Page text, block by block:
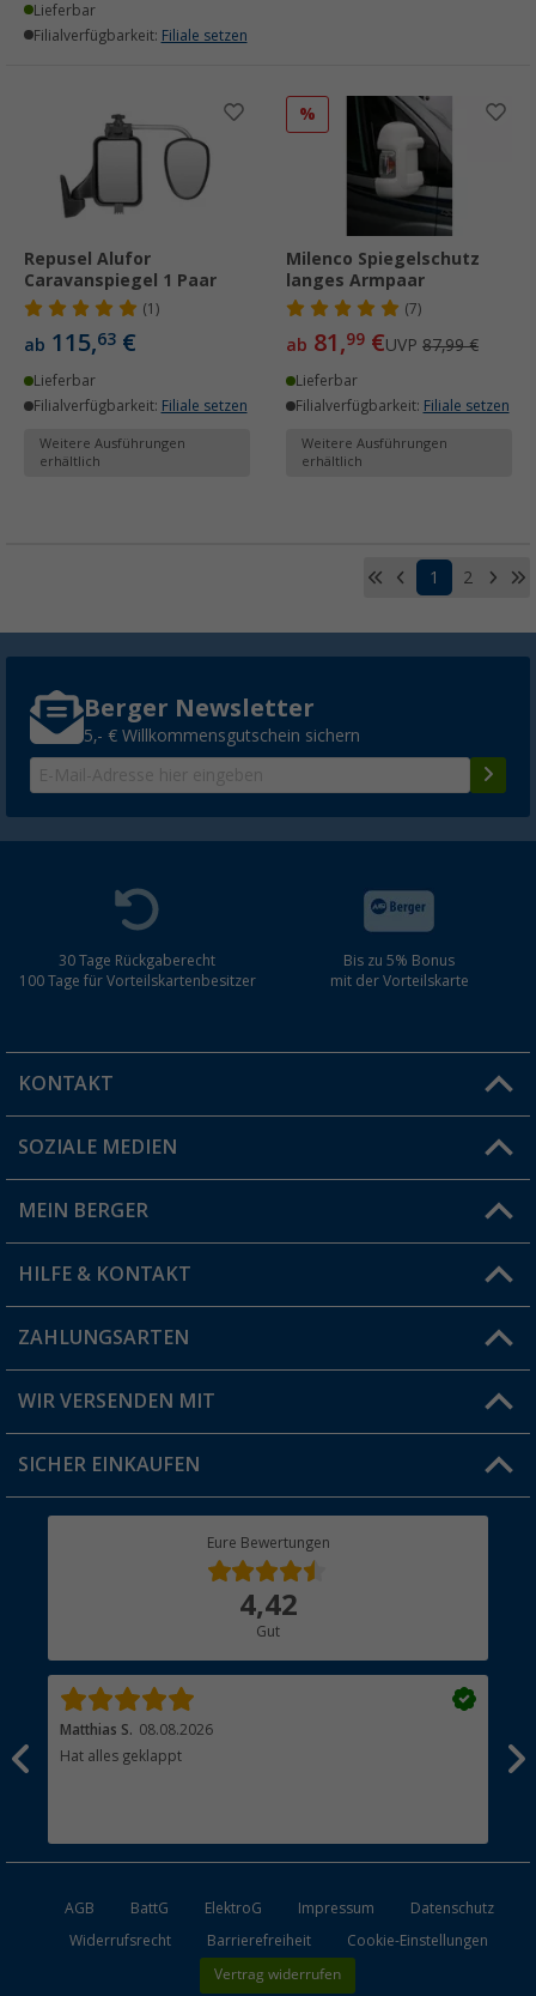
Lieferbar
Filialverfügbarkeit: Filiale setzen
Repusel Alufor
Caravanspiegel 1 Paar
(1)
ab 115,63 €
Lieferbar
Filialverfügbarkeit: Filiale setzen
Weitere Ausführungen
erhältlich
%
Milenco Spiegelschutz
langes Armpaar
(7)
ab 81,99 €UVP 87,99 €
Lieferbar
Filialverfügbarkeit: Filiale setzen
Weitere Ausführungen
erhältlich
1 2
Berger Newsletter
5,- € Willkommensgutschein sichern
30 Tage Rückgaberecht
100 Tage für Vorteilskartenbesitzer
Bis zu 5% Bonus
mit der Vorteilskarte
KONTAKT
Du hast eine Frage?
Filiale finden
SOZIALE MEDIEN
MEIN BERGER
Vorteilskarte
Blog
Jobs & Karriere
HILFE & KONTAKT
FAQ & Kontakt
Versandinformationen
Rücksendung
ZAHLUNGSARTEN
WIR VERSENDEN MIT
SICHER EINKAUFEN
Eure Bewertungen
4,42
Gut
Matthias S. 08.08.2026
Hat alles geklappt
AGB BattG ElektroG Impressum
Datenschutz
Widerrufsrecht
Barrierefreiheit Cookie-Einstellungen
Vertrag widerrufen